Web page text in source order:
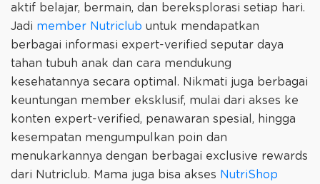
aktif belajar, bermain, dan bereksplorasi setiap hari.
Jadi member Nutriclub untuk mendapatkan
berbagai informasi expert-verified seputar daya
tahan tubuh anak dan cara mendukung
kesehatannya secara optimal. Nikmati juga berbagai
keuntungan member eksklusif, mulai dari akses ke
konten expert-verified, penawaran spesial, hingga
kesempatan mengumpulkan poin dan
menukarkannya dengan berbagai exclusive rewards
dari Nutriclub. Mama juga bisa akses NutriShop